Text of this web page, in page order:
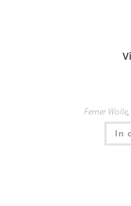
Ferner Wolle,
In